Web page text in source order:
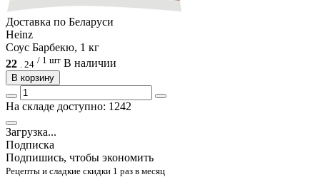
Доcтавка по Беларуси
Heinz
Соус Барбекю, 1 кг
22
24 / 1 шт В наличии
В корзину
На складе доступно: 1242
Загрузка...
Подписка
Подпишись, чтобы экономить
Рецепты и сладкие скидки 1 раз в месяц